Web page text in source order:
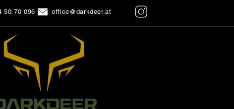
50 70 096 office@darkdeer.at